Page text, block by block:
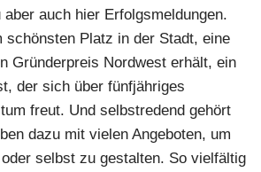
auch hier Erfolgsmeldungen.
schönsten Platz in der Stadt, eine
Gründerpreis Nordwest erhält, ein
der sich über fünfjähriges
freut. Und selbstredend gehört
dazu mit vielen Angeboten, um
selbst zu gestalten. So vielfältig